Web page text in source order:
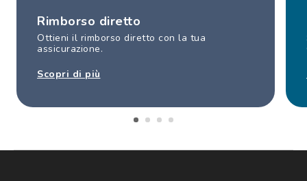
Rimborso diretto
Ottieni il rimborso diretto con la tua
assicurazione.
Scopri di più